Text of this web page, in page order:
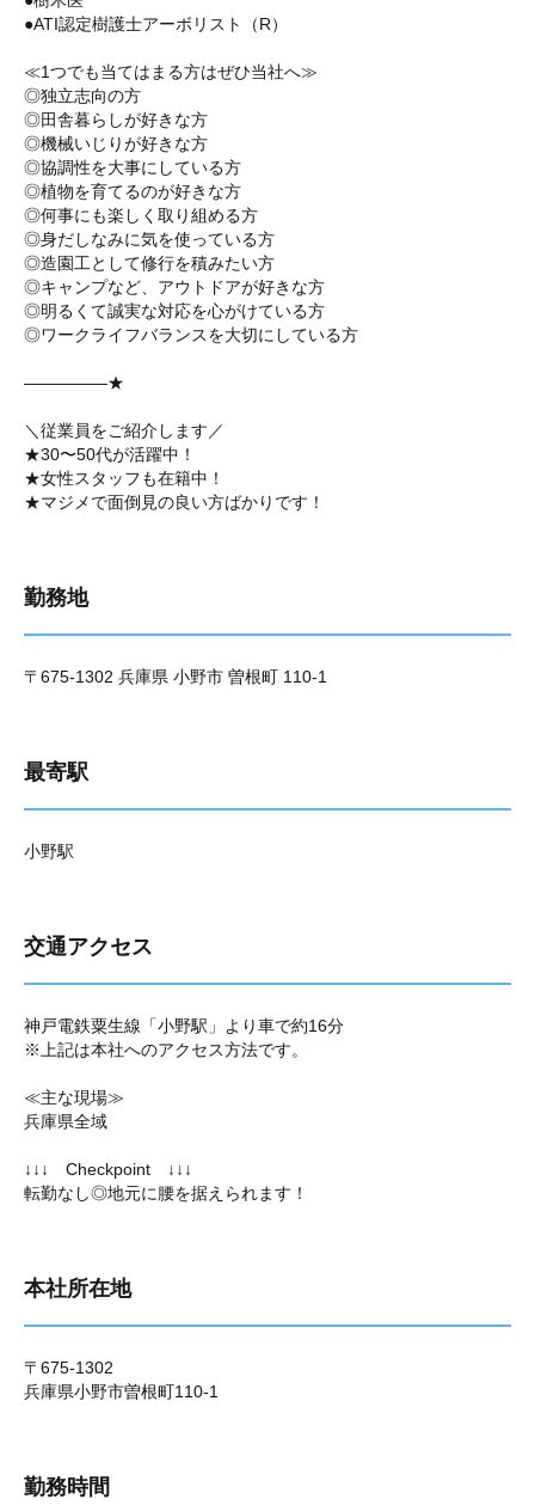
●ATI認定樹護士アーボリスト（R）
≪1つでも当てはまる方はぜひ当社へ≫
◎独立志向の方
◎田舎暮らしが好きな方
◎機械いじりが好きな方
◎協調性を大事にしている方
◎植物を育てるのが好きな方
◎何事にも楽しく取り組める方
◎身だしなみに気を使っている方
◎造園工として修行を積みたい方
◎キャンプなど、アウトドアが好きな方
◎明るくて誠実な対応を心がけている方
◎ワークライフバランスを大切にしている方
―――――★
＼従業員をご紹介します／
★30〜50代が活躍中！
★女性スタッフも在籍中！
★マジメで面倒見の良い方ばかりです！
勤務地
〒675-1302 兵庫県 小野市 曽根町 110-1
最寄駅
小野駅
交通アクセス
神戸電鉄粟生線「小野駅」より車で約16分
※上記は本社へのアクセス方法です。
≪主な現場≫
兵庫県全域
↓↓↓ Checkpoint ↓↓↓
転勤なし◎地元に腰を据えられます！
本社所在地
〒675-1302
兵庫県小野市曽根町110-1
勤務時間